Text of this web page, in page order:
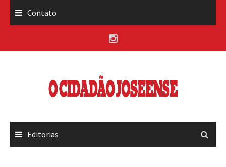
Contato
Editorias